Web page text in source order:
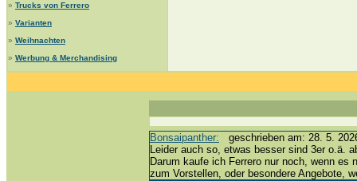
» Trucks von Ferrero
» Varianten
» Weihnachten
» Werbung & Merchandising
Bonsaipanther: geschrieben am: 28. 5.
Leider auch so, etwas besser sind 3er o.ä.
Darum kaufe ich Ferrero nur noch, wenn es
zum Vorstellen, oder besondere Angebote,